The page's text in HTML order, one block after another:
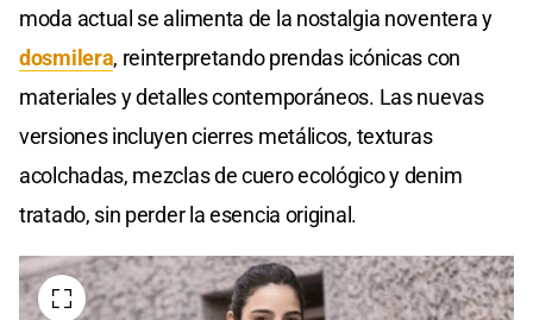
moda actual se alimenta de la nostalgia noventera y
dosmilera, reinterpretando prendas icónicas con
materiales y detalles contemporáneos. Las nuevas
versiones incluyen cierres metálicos, texturas
acolchadas, mezclas de cuero ecológico y denim
tratado, sin perder la esencia original.